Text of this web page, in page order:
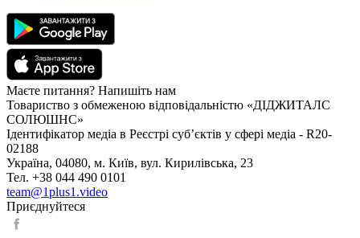
Маєте питання? Напишіть нам
Товариство з обмеженою відповідальністю «ДІДЖИТАЛС
СОЛЮШНС»
Ідентифікатор медіа в Реєстрі суб’єктів у сфері медіа - R20-
02188
Україна, 04080, м. Київ, вул. Кирилівська, 23
Тел. +38 044 490 0101
team@1plus1.video
Приєднуйтеся